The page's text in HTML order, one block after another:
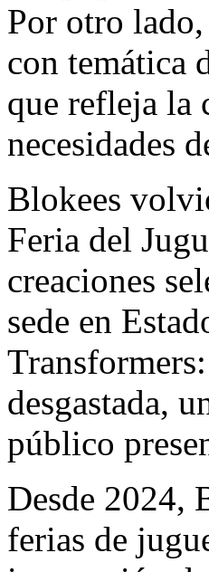
Por otro
con temática
que refleja la
necesidades
Blokees
Feria del
creaciones
sede en
desgastada,
público
Desde 2024,
ferias de